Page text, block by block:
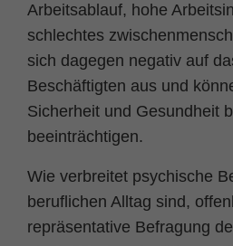
Arbeitsablauf, hohe
schlechtes
sich dagegen negativ auf
Beschäftigten aus und
Sicherheit und Gesundheit
beeinträchtigen.
Wie verbreitet psychische
beruflichen Alltag sind,
repräsentative Befragung